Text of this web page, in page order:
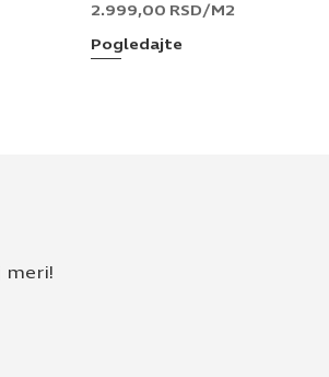
2.999,00 RSD/M2
Pogledajte
meri!